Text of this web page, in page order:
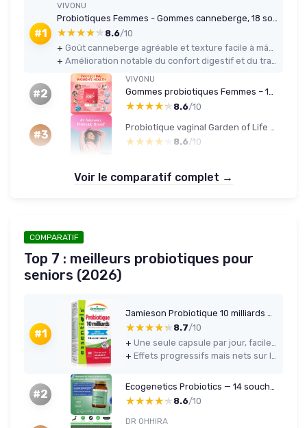
#1
VIVONU
Probiotiques Femmes - Gommes canneberge, 18 souches, jusqu'à 60 Mrd UFC, 180 gommes
★★★★★
★★★★★ 8.6/10
+
Goût canneberge agréable et texture facile à mâcher, on les prend sans se forcer
+
Amélioration notable du confort digestif et du transit après une dizaine de jours
#2
VIVONU
Gommes probiotiques Femmes – 18 souches – Jusqu'à 60 milliards UFC/jour – 60 gommes – Canneberge
★★★★★
★★★★★ 8.6/10
#3 ★★★★★
★★★★★ 8.6/10
Voir le comparatif complet →
COMPARATIF
Top 7 : meilleurs probiotiques pour
seniors (2026)
#1 ★★★★★
★★★★★ 8.7/10
+
+
#2 ★★★★★
★★★★★ 8.6/10
DR OHHIRA